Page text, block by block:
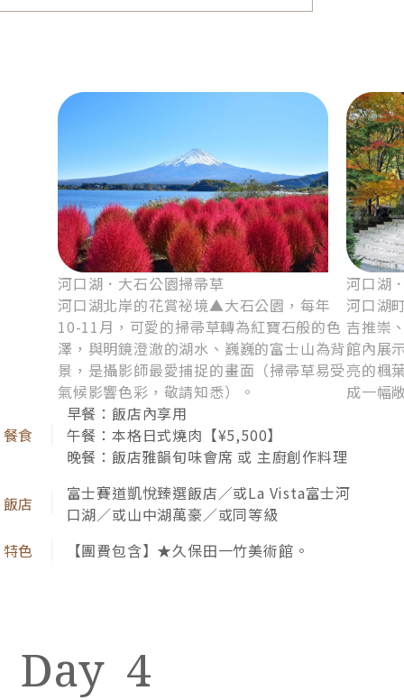
微醺時光．酒莊參訪
造訪百年酒莊，參觀日式農園、採用頂尖技術的釀造
棟、古老懷舊的石藏發酵槽、傳承歷史的地下酒窖，
一探釀酒祕辛。
貼心提醒：若客滿或休息，將安排其他體驗，敬請知悉。
河口湖．大石公園掃帚草
河口湖北岸的花賞祕境▲大石公園，每年
10-11月，可愛的掃帚草轉為紅寶石般的色
澤，與明鏡澄澈的湖水、巍巍的富士山為背
景，是攝影師最愛捕捉的畫面（掃帚草易受
氣候影響色彩，敬請知悉）。
河口湖
河口湖
吉推崇
館內展
亮的楓
成一幅
早餐：飯店內享用
午餐：本格日式燒肉【¥5,500】
晚餐：飯店雅韻旬味會席 或 主廚創作料理
富士賽道凱悅臻選飯店／或La Vista富士河
口湖／或山中湖萬豪／或同等級
【團費包含】★久保田一竹美術館。
4